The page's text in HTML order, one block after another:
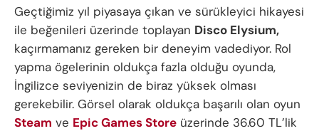
Geçtiğimiz yıl piyasaya çıkan ve sürükleyici hikayesi
ile beğenileri üzerinde toplayan Disco Elysium,
kaçırmamanız gereken bir deneyim vadediyor. Rol
yapma ögelerinin oldukça fazla olduğu oyunda,
İngilizce seviyenizin de biraz yüksek olması
gerekebilir. Görsel olarak oldukça başarılı olan oyun
Steam ve Epic Games Store üzerinde 36.60 TL’lik